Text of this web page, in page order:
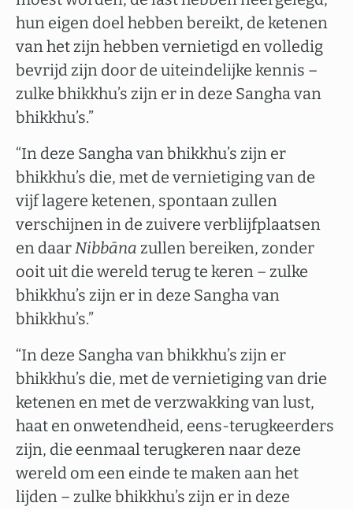
hun eigen doel hebben bereikt, de ketenen
van het zijn hebben vernietigd en volledig
bevrijd zijn door de uiteindelijke kennis –
zulke bhikkhu’s zijn er in deze Sangha van
bhikkhu’s.”
“In deze Sangha van bhikkhu’s zijn er
bhikkhu’s die, met de vernietiging van de
vijf lagere ketenen, spontaan zullen
verschijnen in de zuivere verblijfplaatsen
en daarNibbāna zullen bereiken, zonder
ooit uit die wereld terug te keren – zulke
bhikkhu’s zijn er in deze Sangha van
bhikkhu’s.”
“In deze Sangha van bhikkhu’s zijn er
bhikkhu’s die, met de vernietiging van drie
ketenen en met de verzwakking van lust,
haat en onwetendheid, eens-terugkeerders
zijn, die eenmaal terugkeren naar deze
wereld om een einde te maken aan het
lijden – zulke bhikkhu’s zijn er in deze